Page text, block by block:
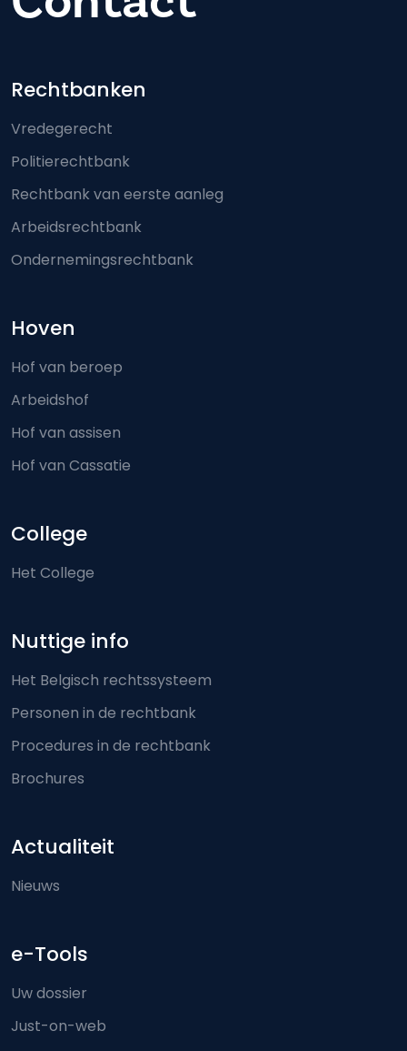
Footer-menu
Rechtbanken
Vredegerecht
Politierechtbank
Rechtbank van eerste aanleg
Arbeidsrechtbank
Ondernemingsrechtbank
Hoven
Hof van beroep
Arbeidshof
Hof van assisen
Hof van Cassatie
College
Het College
Nuttige info
Het Belgisch rechtssysteem
Personen in de rechtbank
Procedures in de rechtbank
Brochures
Actualiteit
Nieuws
e-Tools
Uw dossier
Just-on-web